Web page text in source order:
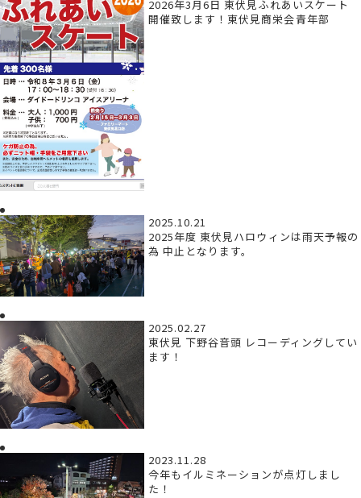
2026年3月6日 東伏見ふれあいスケート
開催致します！東伏見商栄会青年部
2025.10.21
2025年度 東伏見ハロウィンは雨天予報の
為 中止となります。
2025.02.27
東伏見 下野谷音頭 レコーディングしてい
ます！
2023.11.28
今年もイルミネーションが点灯しまし
た！